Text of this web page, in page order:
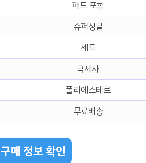
패드 포함
슈퍼싱글
세트
극세사
폴리에스테르
무료배송
구매 정보 확인